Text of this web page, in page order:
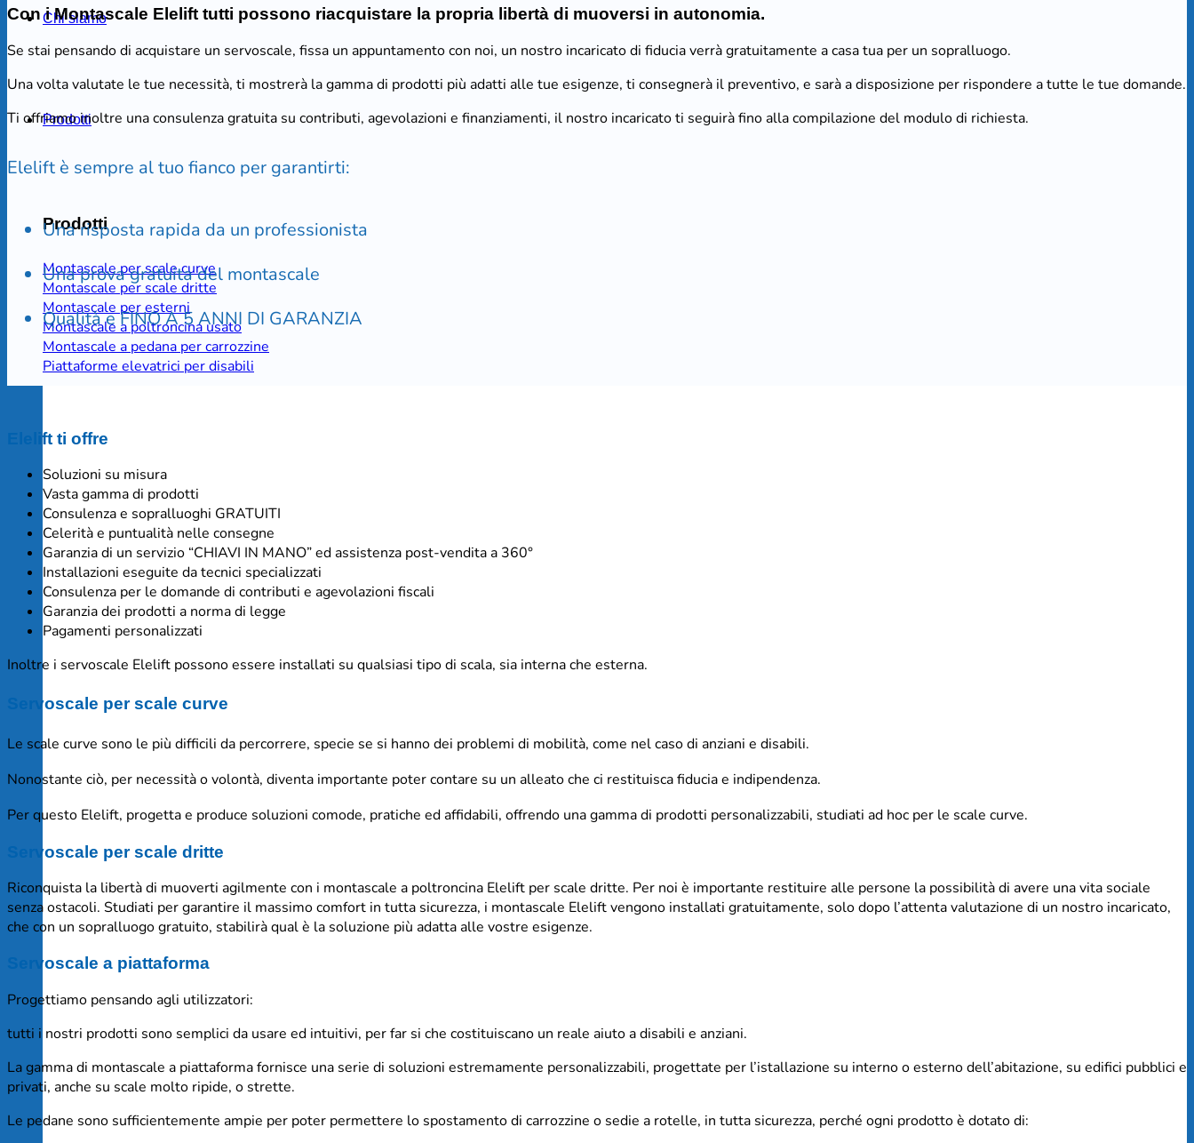
Chi siamo
Prodotti
Prodotti
Montascale per scale curve
Montascale per scale dritte
Montascale per esterni
Montascale a poltroncina usato
Montascale a pedana per carrozzine
Piattaforme elevatrici per disabili
Con i Montascale Elelift tutti possono riacquistare la propria libertà di muoversi in autonomia.
Se stai pensando di acquistare un servoscale, fissa un appuntamento con noi, un nostro incaricato di fiducia verrà gratuitamente a casa tua per un sopralluogo.
Una volta valutate le tue necessità, ti mostrerà la gamma di prodotti più adatti alle tue esigenze, ti consegnerà il preventivo, e sarà a disposizione per rispondere a tutte le tue domande.
Ti offriamo inoltre una consulenza gratuita su contributi, agevolazioni e finanziamenti, il nostro incaricato ti seguirà fino alla compilazione del modulo di richiesta.
Elelift è sempre al tuo fianco per garantirti:
Una risposta rapida da un professionista
Una prova gratuita del montascale
Qualità e FINO A 5 ANNI DI GARANZIA
Elelift ti offre
Soluzioni su misura
Vasta gamma di prodotti
Consulenza e sopralluoghi GRATUITI
Celerità e puntualità nelle consegne
Garanzia di un servizio “CHIAVI IN MANO” ed assistenza post-vendita a 360°
Installazioni eseguite da tecnici specializzati
Consulenza per le domande di contributi e agevolazioni fiscali
Garanzia dei prodotti a norma di legge
Pagamenti personalizzati
Inoltre i servoscale Elelift possono essere installati su qualsiasi tipo di scala, sia interna che esterna.
Servoscale per scale curve
Le scale curve sono le più difficili da percorrere, specie se si hanno dei problemi di mobilità, come nel caso di anziani e disabili.
Nonostante ciò, per necessità o volontà, diventa importante poter contare su un alleato che ci restituisca fiducia e indipendenza.
Per questo Elelift, progetta e produce soluzioni comode, pratiche ed affidabili, offrendo una gamma di prodotti personalizzabili, studiati ad hoc per le scale curve.
Servoscale per scale dritte
Riconquista la libertà di muoverti agilmente con i montascale a poltroncina Elelift per scale dritte. Per noi è importante restituire alle persone la possibilità di avere una vita sociale
senza ostacoli. Studiati per garantire il massimo comfort in tutta sicurezza, i montascale Elelift vengono installati gratuitamente, solo dopo l’attenta valutazione di un nostro incaricato,
che con un sopralluogo gratuito, stabilirà qual è la soluzione più adatta alle vostre esigenze.
Servoscale a piattaforma
Progettiamo pensando agli utilizzatori:
tutti i nostri prodotti sono semplici da usare ed intuitivi, per far si che costituiscano un reale aiuto a disabili e anziani.
La gamma di montascale a piattaforma fornisce una serie di soluzioni estremamente personalizzabili, progettate per l’istallazione su interno o esterno dell’abitazione, su edifici pubblici e
privati, anche su scale molto ripide, o strette.
Le pedane sono sufficientemente ampie per poter permettere lo spostamento di carrozzine o sedie a rotelle, in tutta sicurezza, perché ogni prodotto è dotato di: